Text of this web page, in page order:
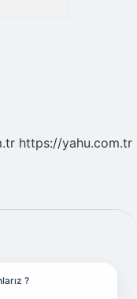
https://yahu.com.tr
?